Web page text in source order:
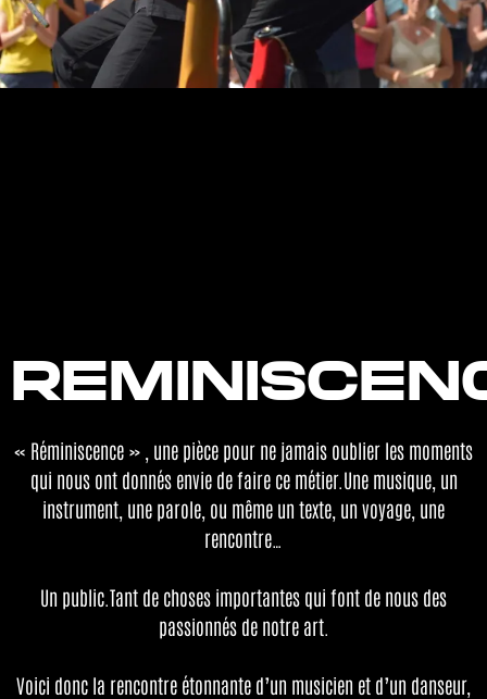
« Réminiscence » , une pièce pour ne jamais oublier les moments
qui nous ont donnés envie de faire ce métier.Une musique, un
instrument, une parole, ou même un texte, un voyage, une
rencontre…
Un public.Tant de choses importantes qui font de nous des
passionnés de notre art.
Voici donc la rencontre étonnante d’un musicien et d’un danseur,